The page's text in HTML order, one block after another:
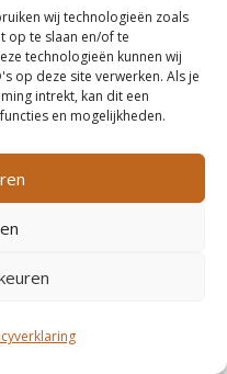
wij technologieën zoals
op te slaan en/of te
technologieën kunnen wij
op deze site verwerken. Als je
intrekt, kan dit een
en mogelijkheden.
schakelen
|